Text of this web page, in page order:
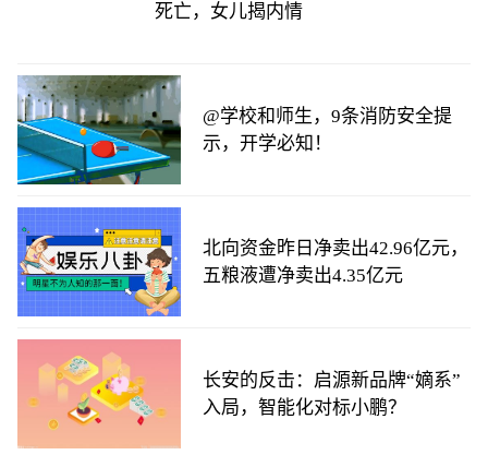
死亡，女儿揭内情
@学校和师生，9条消防安全提
示，开学必知！
北向资金昨日净卖出42.96亿元，
五粮液遭净卖出4.35亿元
长安的反击：启源新品牌“嫡系”
入局，智能化对标小鹏？